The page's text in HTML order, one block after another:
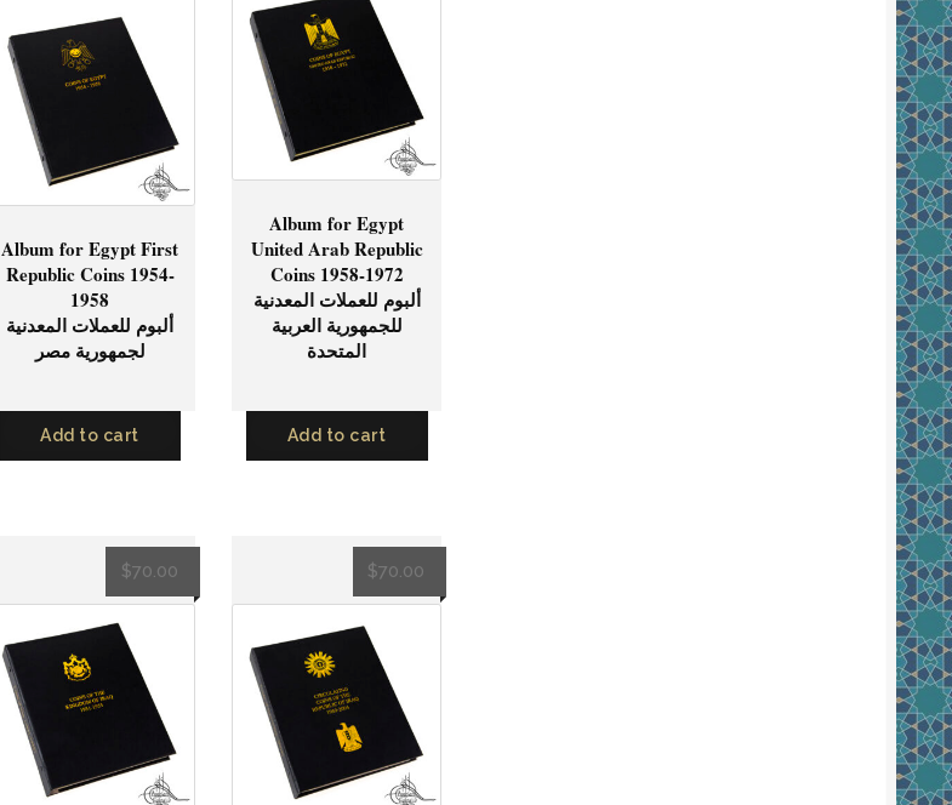
Album for Egypt First
Republic Coins 1954-
1958
ألبوم للعملات المعدنية
لجمهورية مصر
Add to cart
Album for Egypt
United Arab Republic
Coins 1958-1972
ألبوم للعملات المعدنية
للجمهورية العربية
المتحدة
Add to cart
$70.00 $70.00